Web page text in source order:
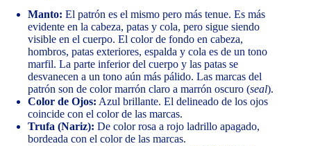
Manto: El patrón es el mismo pero más tenue. Es más
evidente en la cabeza, patas y cola, pero sigue siendo
visible en el cuerpo. El color de fondo en cabeza,
hombros, patas exteriores, espalda y cola es de un tono
marfil. La parte inferior del cuerpo y las patas se
desvanecen a un tono aún más pálido. Las marcas del
patrón son de color marrón claro a marrón oscuro (seal).
Color de Ojos: Azul brillante. El delineado de los ojos
coincide con el color de las marcas.
Trufa (Nariz): De color rosa a rojo ladrillo apagado,
bordeada con el color de las marcas.